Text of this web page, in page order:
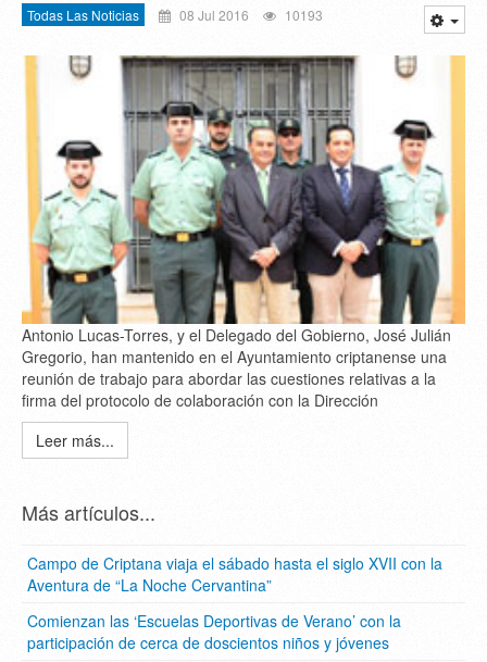
Todas Las Noticias 08 Jul 2016 10193
Antonio Lucas-Torres, y el Delegado del Gobierno, José Julián
Gregorio, han mantenido en el Ayuntamiento criptanense una
reunión de trabajo para abordar las cuestiones relativas a la
firma del protocolo de colaboración con la Dirección
Leer más...
Más artículos...
Campo de Criptana viaja el sábado hasta el siglo XVII con la
Aventura de “La Noche Cervantina”
Comienzan las ‘Escuelas Deportivas de Verano’ con la
participación de cerca de doscientos niños y jóvenes